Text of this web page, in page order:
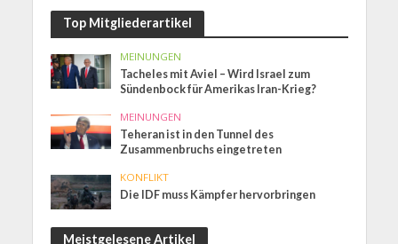
Top Mitgliederartikel
MEINUNGEN
Tacheles mit Aviel – Wird Israel zum
Sündenbock für Amerikas Iran-Krieg?
MEINUNGEN
Teheran ist in den Tunnel des
Zusammenbruchs eingetreten
KONFLIKT
Die IDF muss Kämpfer hervorbringen
Meistgelesene Artikel